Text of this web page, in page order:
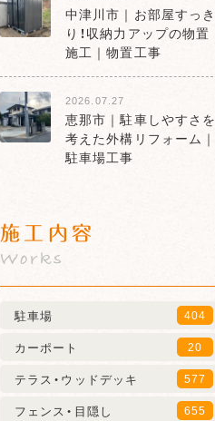
中津川市｜お部屋すっき
り！収納力アップの物置
施工｜物置工事
2026.07.27
恵那市｜駐車しやすさを
考えた外構リフォーム｜
駐車場工事
施工内容
Works
駐車場 404
カーポート 20
テラス・ウッドデッキ 577
フェンス・目隠し 655